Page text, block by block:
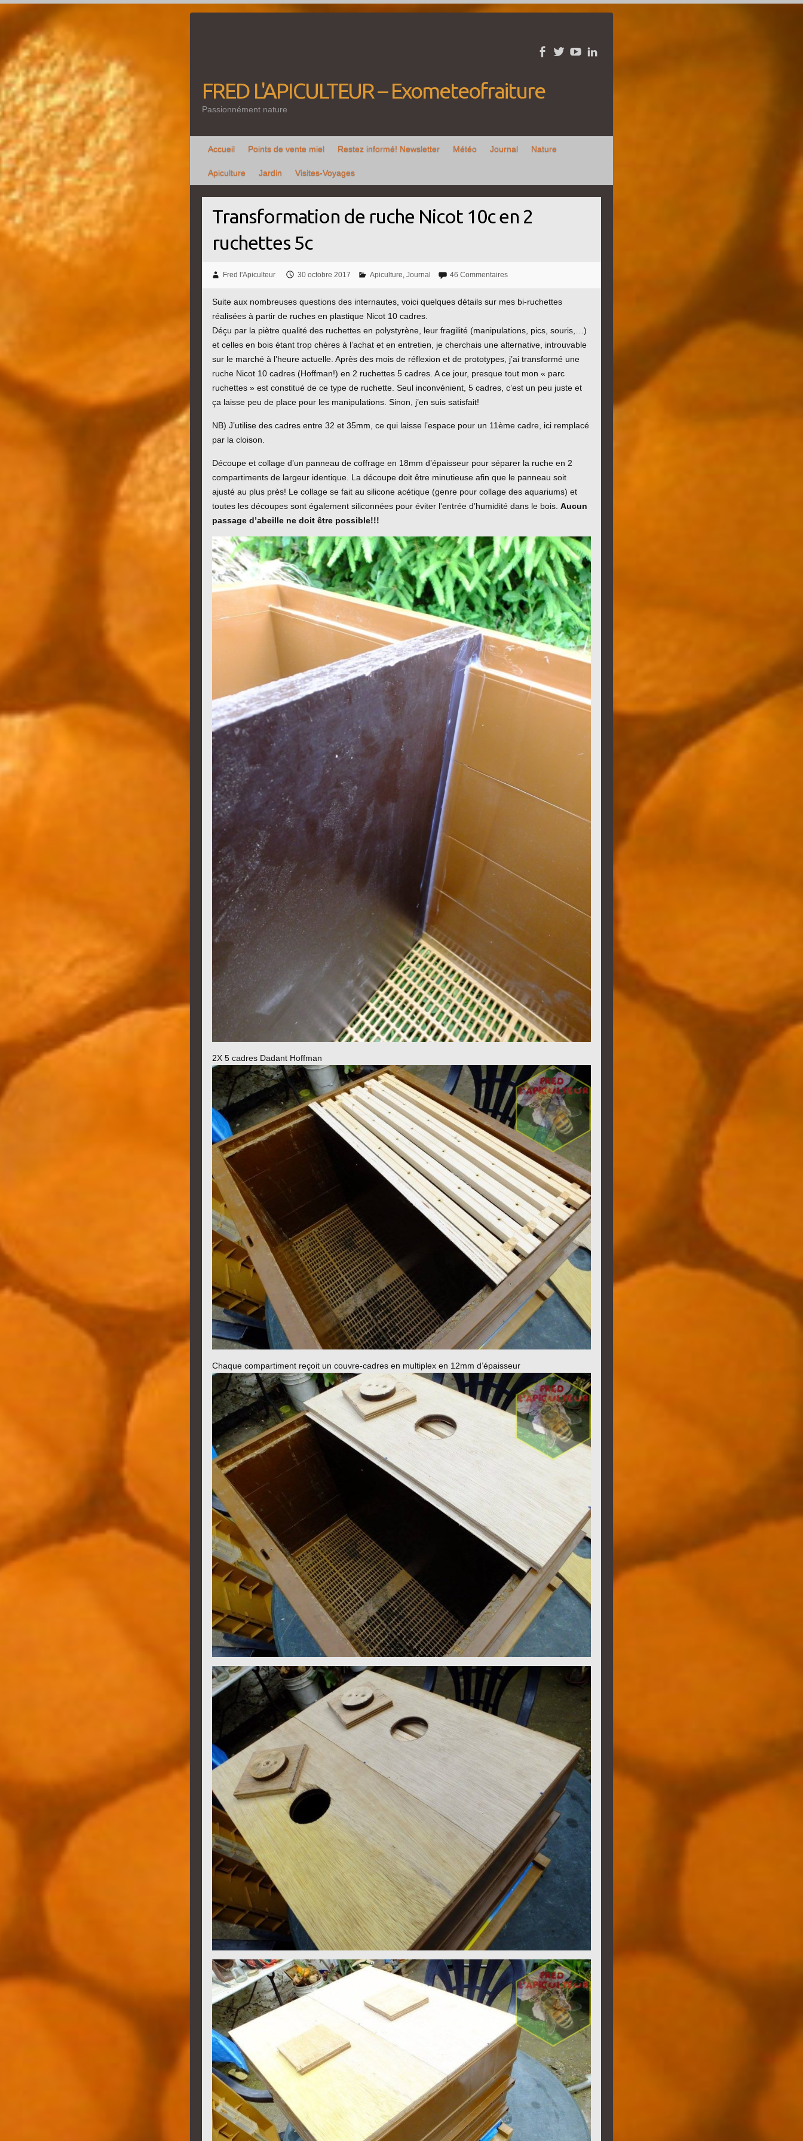
content
FRED L'APICULTEUR – Exometeofraiture
Passionnément nature
Accueil Points de vente miel Restez informé! Newsletter Météo Journal Nature
Apiculture Jardin Visites-Voyages
Transformation de ruche Nicot 10c en 2
ruchettes 5c
Fred l'Apiculteur 30 octobre 2017 Apiculture, Journal 46 Commentaires
Suite aux nombreuses questions des internautes, voici quelques détails sur mes bi-ruchettes
réalisées à partir de ruches en plastique Nicot 10 cadres.
Déçu par la piètre qualité des ruchettes en polystyrène, leur fragilité (manipulations, pics, souris,…)
et celles en bois étant trop chères à l’achat et en entretien, je cherchais une alternative, introuvable
sur le marché à l’heure actuelle. Après des mois de réflexion et de prototypes, j’ai transformé une
ruche Nicot 10 cadres (Hoffman!) en 2 ruchettes 5 cadres. A ce jour, presque tout mon « parc
ruchettes » est constitué de ce type de ruchette. Seul inconvénient, 5 cadres, c’est un peu juste et
ça laisse peu de place pour les manipulations. Sinon, j’en suis satisfait!
NB) J’utilise des cadres entre 32 et 35mm, ce qui laisse l’espace pour un 11ème cadre, ici remplacé
par la cloison.
Découpe et collage d’un panneau de coffrage en 18mm d’épaisseur pour séparer la ruche en 2
compartiments de largeur identique. La découpe doit être minutieuse afin que le panneau soit
ajusté au plus près! Le collage se fait au silicone acétique (genre pour collage des aquariums) et
toutes les découpes sont également siliconnées pour éviter l’entrée d’humidité dans le bois. Aucun
passage d’abeille ne doit être possible!!!
2X 5 cadres Dadant Hoffman
Chaque compartiment reçoit un couvre-cadres en multiplex en 12mm d’épaisseur